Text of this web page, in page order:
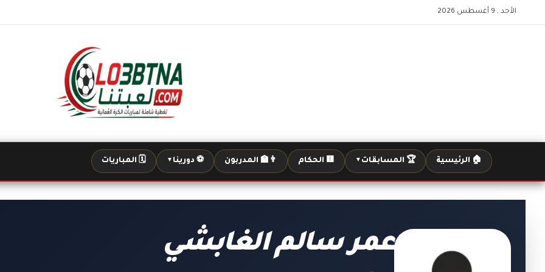
الأحد , 9 أغسطس 2026
🏠 الرئيسية 🏆 المسابقات ▼ 🟨 الحكام 👨‍🏫 المدربون ⚽ دورينا ▼ 🗓️ المباريات
عمر سالم الغابشي